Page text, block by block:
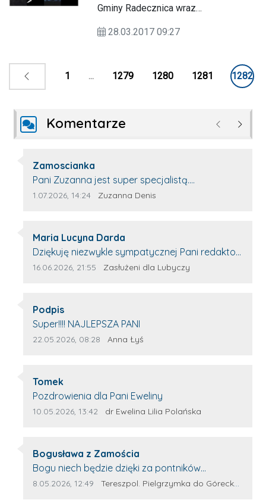
Gminy Radecznica wraz
motocyklowymi zaprasza wszystkich
motocyklowego – pielgrzymkę
28.03.2017 09:27
1 ... 1279 1280 1281 1282
Komentarze Poprzednie
Autor komentarza:
Zamoscianka
Treść komentarza:
Pani Zuzanna jest super specjalistą.
Korzystamy z moim pieskiem z jej pomocy i
Data dodania komentarza:
1.07.2026, 14:24 Źródło komentarza:
Zuzanna Denis
Autor komentarza:
Maria Lucyna Darda
Treść komentarza:
Dziękuję niezwykle sympatycznej Pani redaktor
Annie Niderla-Kadach za profesjonalnie
głos.
Data dodania komentarza:
16.06.2026, 21:55 Źródło komentarza:
Zasłużeni dla Lubyczy
Autor komentarza:
Podpis
Treść komentarza:
Super!!!! NAJLEPSZA PANI
Data dodania komentarza:
22.05.2026, 08:28 Źródło komentarza:
Anna Łyś
Autor komentarza:
Tomek
Treść komentarza:
Pozdrowienia dla Pani Eweliny
Data dodania komentarza:
10.05.2026, 13:42 Źródło komentarza:
dr Ewelina Lilia Polańska
Autor komentarza:
Bogusława z Zamościa
Treść komentarza:
Bogu niech będzie dzięki za pontników
Terespola Wyglądają jak kolorowe ptaki
Data dodania komentarza:
8.05.2026, 12:49 Źródło komentarza:
Tereszpol. Pielgrzymka do Górecka Kościelnego